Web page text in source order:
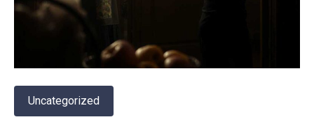
Uncategorized